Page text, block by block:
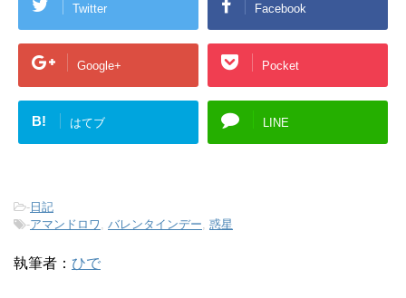
Twitter Facebook
Google+ Pocket
B! はてブ LINE
- 日記
-アマンドロワ , バレンタインデー, 惑星
執筆者： ひで